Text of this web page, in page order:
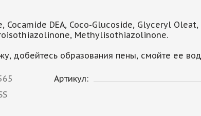
DEA, Coco-Glucoside, Glyceryl
Methylisothiazolinone.
добейтесь образования пены, смойте ее
Артикул: